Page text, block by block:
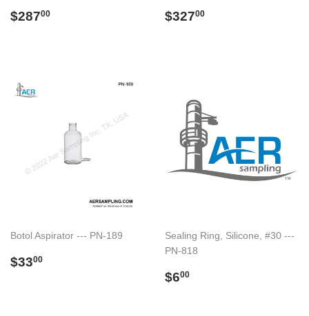
Regular
$28700
Regular
$32700
Botol Aspirator --- PN-189
Regular
$3300
Sealing Ring, Silicone, #30 ---
PN-818
Regular
$600